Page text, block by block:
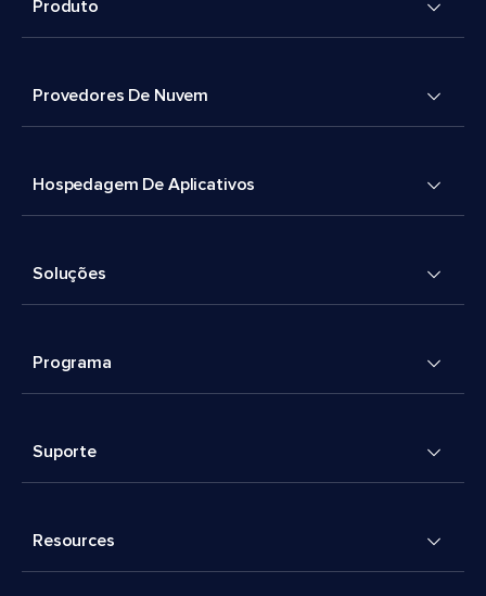
Produto
Provedores De Nuvem
Hospedagem De Aplicativos
Soluções
Programa
Suporte
Resources